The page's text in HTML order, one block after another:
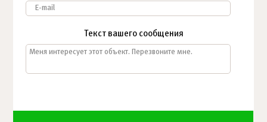
Текст вашего сообщения